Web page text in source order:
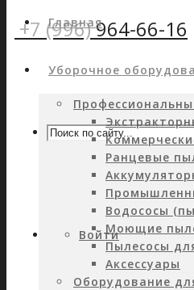
+7 (996)964-66-16
Войти
Главная
Уборочное
Ранцевые
Водососы
Моющие
Пылесосы
Аксессуары
Оборудование